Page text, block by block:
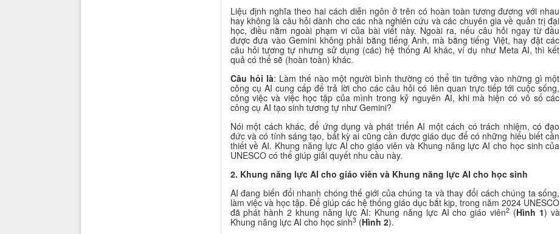
Liệu định nghĩa theo hai cách diễn ngôn ở trên có hoàn toàn tương đương với nhau
hay không là câu hỏi dành cho các nhà nghiên cứu và các chuyên gia về quản trị đại
học, điều nằm ngoài phạm vi của bài viết này. Ngoài ra, nếu câu hỏi ngay từ đầu
được đưa vào Gemini không phải bằng tiếng Anh, mà bằng tiếng Việt, hay đặt các
câu hỏi tương tự nhưng sử dụng (các) hệ thống AI khác, ví dụ như Meta AI, thì kết
quả có thể sẽ (hoàn toàn) khác.
Câu hỏi là: Làm thế nào một người bình thường có thể tin tưởng vào những gì một
công cụ AI cung cấp để trả lời cho các câu hỏi có liên quan trực tiếp tới cuộc sống,
công việc và việc học tập của mình trong kỷ nguyên AI, khi mà hiện có vô số các
công cụ AI tạo sinh tương tự như Gemini?
Nói một cách khác, để ứng dụng và phát triển AI một cách có trách nhiệm, có đạo
đức và có tính sáng tạo, bất kỳ ai cũng cần được giáo dục để có những hiểu biết cần
thiết về AI. Khung năng lực AI cho giáo viên và Khung năng lực AI cho học sinh của
UNESCO có thể giúp giải quyết nhu cầu này.
2. Khung năng lực AI cho giáo viên và Khung năng lực AI cho học sinh
AI đang biến đổi nhanh chóng thế giới của chúng ta và thay đổi cách chúng ta sống,
làm việc và học tập. Để giúp các hệ thống giáo dục bắt kịp, trong năm 2024 UNESCO
đã phát hành 2 khung năng lực AI: Khung năng lực AI cho giáo viên2 (Hình 1) và
Khung năng lực AI cho học sinh3(Hình 2).